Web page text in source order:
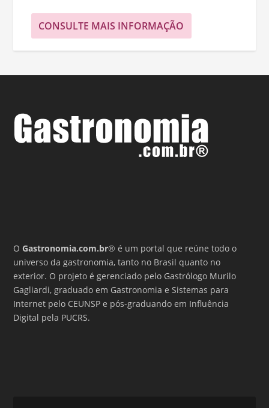
CONSULTE MAIS INFORMAÇÃO
OGastronomia.com.br® é um portal que reúne todo o
universo da gastronomia, tanto no Brasil quanto no
exterior. O projeto é gerenciado pelo Gastrólogo Murilo
Gagliardi, graduado em Gastronomia e Sistemas para
Internet pelo CEUNSP e pós-graduando em Influência
Digital pela PUCRS.